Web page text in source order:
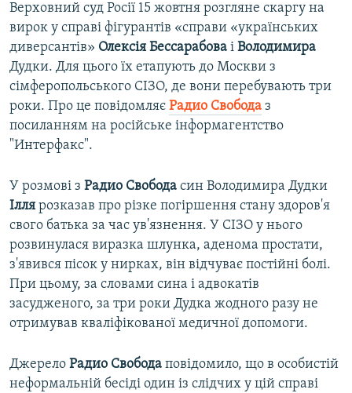
Усі сайти RFE/RL
Верховний суд Росії 15 жовтня розгляне скаргу на
вирок у справі фігурантів «справи «українських
диверсантів» Олексія Бессарабова і Володимира
Дудки. Для цього їх етапують до Москви з
сімферопольського СІЗО, де вони перебувають три
роки. Про це повідомляє Радио Свобода з
посиланням на російське інформагентство
"Интерфакс".
У розмові з Радио Свобода син Володимира Дудки
Ілля розказав про різке погіршення стану здоров'я
свого батька за час ув'язнення. У СІЗО у нього
розвинулася виразка шлунка, аденома простати,
з'явився пісок у нирках, він відчуває постійні болі.
При цьому, за словами сина і адвокатів
засудженого, за три роки Дудка жодного разу не
отримував кваліфікованої медичної допомоги.
Джерело Радио Свобода повідомило, що в особистій
неформальній бесіді один із слідчих у цій справі